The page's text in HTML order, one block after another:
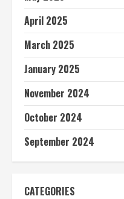
April 2025
March 2025
January 2025
November 2024
October 2024
September 2024
CATEGORIES